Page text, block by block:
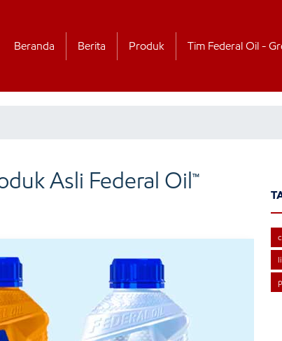
Beranda Berita Produk Tim Federal Oil -
Asli Federal Oil™